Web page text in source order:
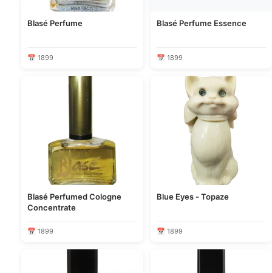
Blasé Perfume
📅 1899
Blasé Perfume Essence
📅 1899
Blasé Perfumed Cologne
Concentrate
📅 1899
Blue Eyes - Topaze
📅 1899